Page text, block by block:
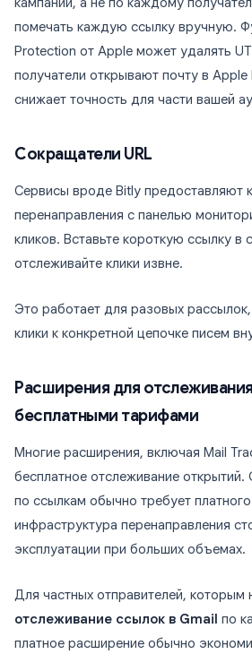
помечать каждую ссылку вручную.
Protection от Apple может удалять
получатели открывают почту в Apple
снижает точность для части вашей
Сокращатели URL
Сервисы вроде Bitly предоставляют
перенаправления с панелью
кликов. Вставьте короткую ссылку в
отслеживайте клики извне.
Это работает для разовых
клики к конкретной цепочке писем
Расширения для
бесплатными тарифами
Многие расширения, включая Mail
бесплатное отслеживание открытий.
по ссылкам обычно требует платного
инфраструктура перенаправления
эксплуатации при больших объемах.
Для частных отправителей,
отслеживание ссылок в Gmail по
платное расширение обычно